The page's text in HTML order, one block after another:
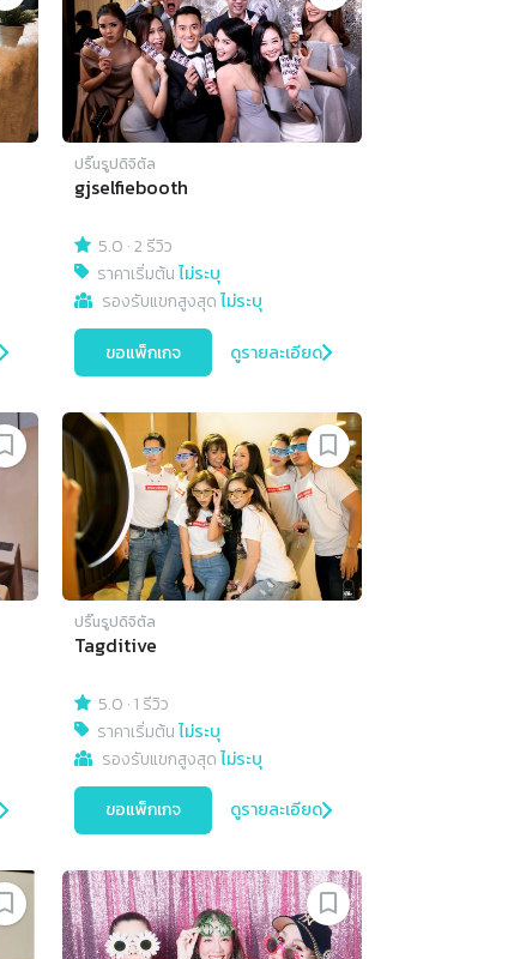
ปริ๊นรูปดิจิตัล
gjselfiebooth
5.0 ·2 รีวิว
ราคาเริ่มต้นไม่ระบุ
รองรับแขกสูงสุดไม่ระบุ
ขอแพ็กเกจ ดูรายละเอียด
ปริ๊นรูปดิจิตัล
Tagditive
5.0 ·1 รีวิว
ราคาเริ่มต้นไม่ระบุ
รองรับแขกสูงสุดไม่ระบุ
ขอแพ็กเกจ ดูรายละเอียด